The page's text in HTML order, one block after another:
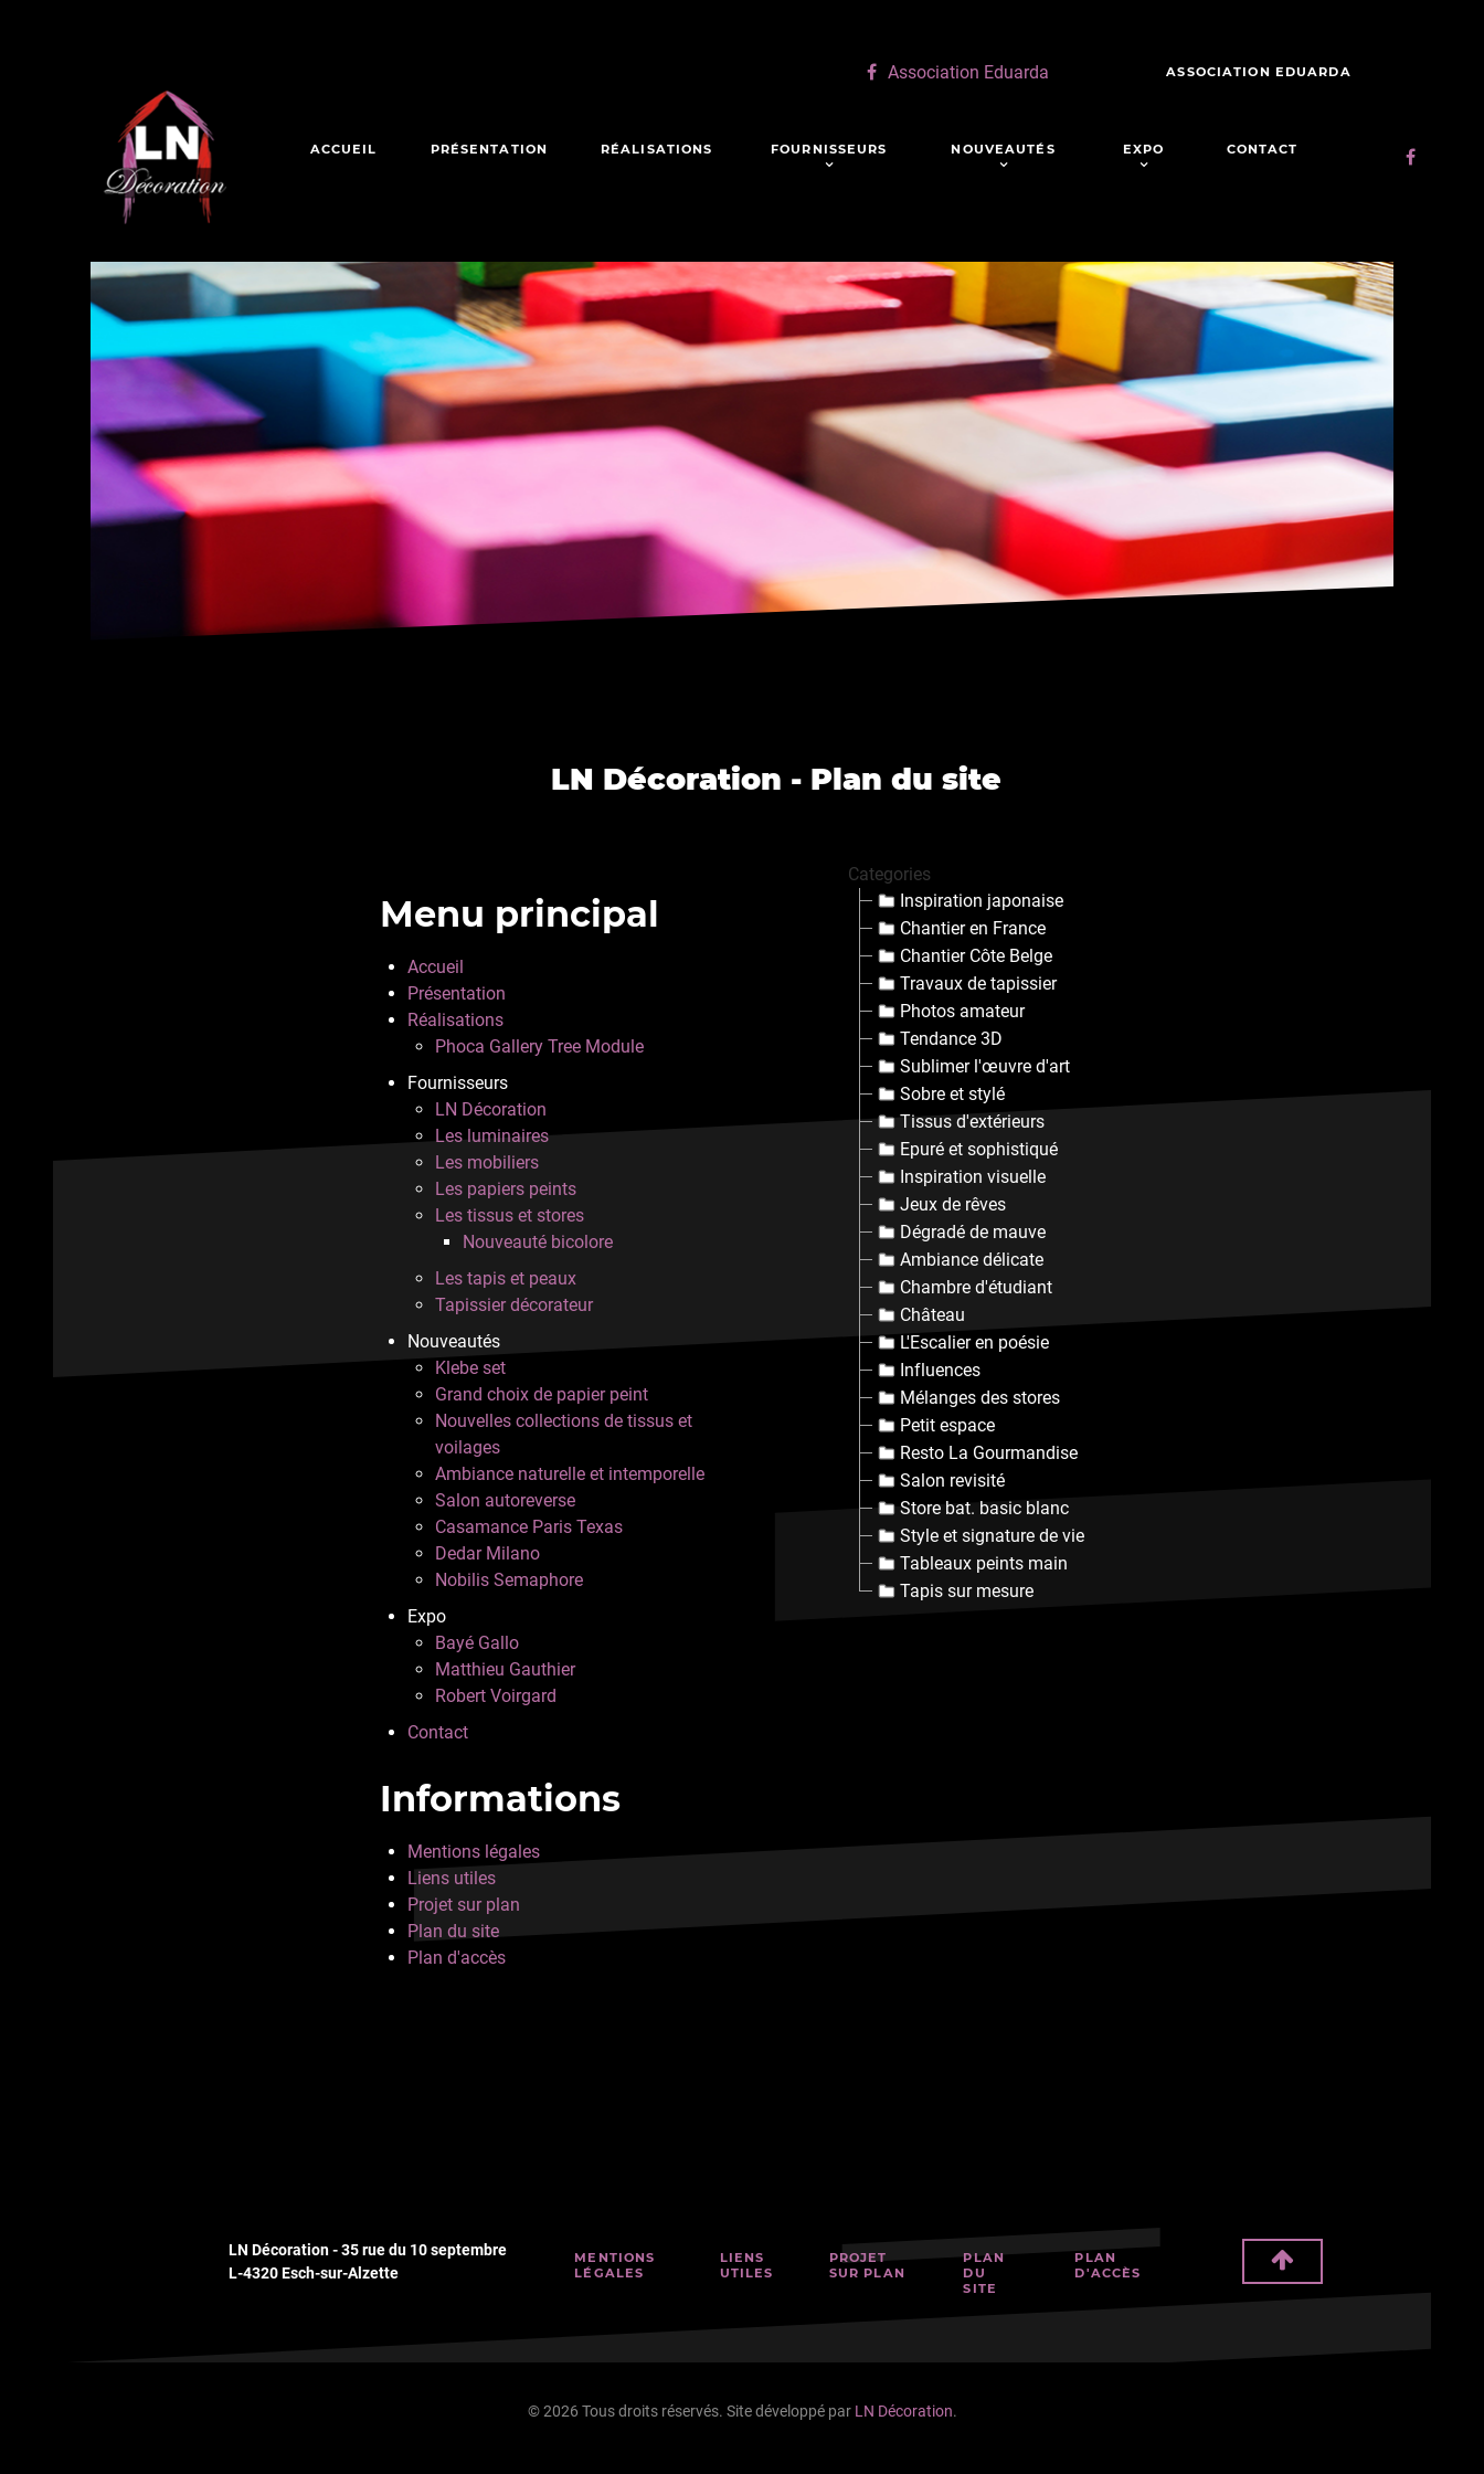
Association Eduarda ASSOCIATION EDUARDA
ACCUEIL PRÉSENTATION RÉALISATIONS FOURNISSEURS NOUVEAUTÉS EXPO CONTACT
LN Décoration - Plan du site
Menu principal
Accueil
Présentation
Réalisations
Phoca Gallery Tree Module
Fournisseurs
LN Décoration
Les luminaires
Les mobiliers
Les papiers peints
Les tissus et stores
Nouveauté bicolore
Les tapis et peaux
Tapissier décorateur
Nouveautés
Klebe set
Grand choix de papier peint
Nouvelles collections de tissus et
voilages
Ambiance naturelle et intemporelle
Salon autoreverse
Casamance Paris Texas
Dedar Milano
Nobilis Semaphore
Expo
Bayé Gallo
Matthieu Gauthier
Robert Voirgard
Contact
Informations
Mentions légales
Liens utiles
Projet sur plan
Plan du site
Plan d'accès
Categories
Inspiration japonaise
Chantier en France
Chantier Côte Belge
Travaux de tapissier
Photos amateur
Tendance 3D
Sublimer l'œuvre d'art
Sobre et stylé
Tissus d'extérieurs
Epuré et sophistiqué
Inspiration visuelle
Jeux de rêves
Dégradé de mauve
Ambiance délicate
Chambre d'étudiant
Château
L'Escalier en poésie
Influences
Mélanges des stores
Petit espace
Resto La Gourmandise
Salon revisité
Store bat. basic blanc
Style et signature de vie
Tableaux peints main
Tapis sur mesure
LN Décoration - 35 rue du 10 septembre
L-4320 Esch-sur-Alzette
MENTIONS
LÉGALES
LIENS
UTILES
PROJET
SUR PLAN
PLAN
DU
SITE
PLAN
D'ACCÈS
© 2026 Tous droits réservés. Site développé par LN Décoration.